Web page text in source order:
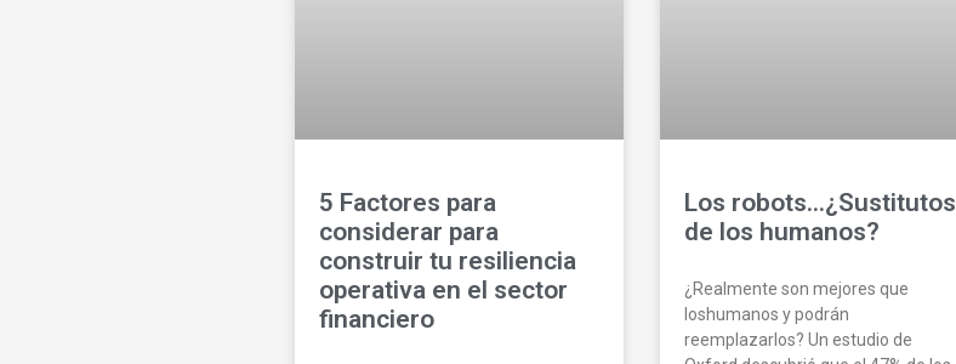
5 Factores para
considerar para
construir tu resiliencia
operativa en el sector
financiero
Los robots…¿Sustitutos
de los humanos?
¿Realmente son mejores que
loshumanos y podrán
reemplazarlos? Un estudio de